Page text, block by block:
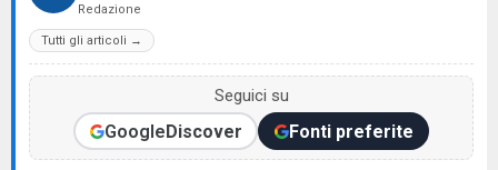
Redazione
Tutti gli articoli →
Seguici su
GoogleDiscover Fonti preferite